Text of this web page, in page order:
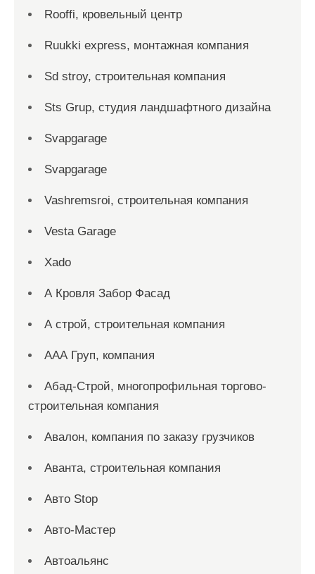
Rooffi, кровельный центр
Ruukki express, монтажная компания
Sd stroy, строительная компания
Sts Grup, студия ландшафтного дизайна
Svapgarage
Svapgarage
Vashremsroi, строительная компания
Vesta Garage
Xado
А Кровля Забор Фасад
А строй, строительная компания
ААА Груп, компания
Абад-Строй, многопрофильная торгово-
строительная компания
Авалон, компания по заказу грузчиков
Аванта, строительная компания
Авто Stop
Авто-Мастер
Автоальянс